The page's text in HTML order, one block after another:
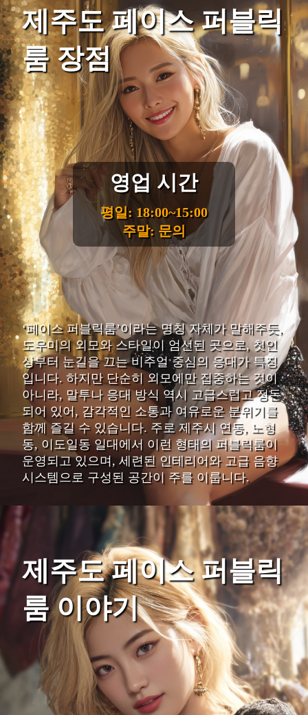
제주도 페이스 퍼블릭
룸 장점
영업 시간
평일: 18:00~15:00
주말: 문의
‘페이스 퍼블릭룸’이라는 명칭 자체가 말해주듯,
도우미의 외모와 스타일이 엄선된 곳으로, 첫인
상부터 눈길을 끄는 비주얼 중심의 응대가 특징
입니다. 하지만 단순히 외모에만 집중하는 것이
아니라, 말투나 응대 방식 역시 고급스럽고 정돈
되어 있어, 감각적인 소통과 여유로운 분위기를
함께 즐길 수 있습니다. 주로 제주시 연동, 노형
동, 이도일동 일대에서 이런 형태의 퍼블릭룸이
운영되고 있으며, 세련된 인테리어와 고급 음향
시스템으로 구성된 공간이 주를 이룹니다.
제주도 페이스 퍼블릭
룸 이야기